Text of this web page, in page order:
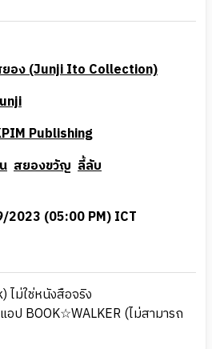
อง (Junji Ito Collection)
Publishing
สยองขวัญ ลี้ลับ
2023 (05:00 PM) ICT
ไม่ใช่หนังสือจริง
ป BOOK☆WALKER (ไม่สามารถ